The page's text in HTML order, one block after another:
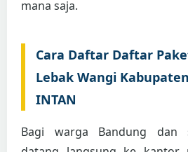
mana saja.
Cara Daftar Daftar
Lebak Wangi
INTAN
Bagi warga Bandung dan